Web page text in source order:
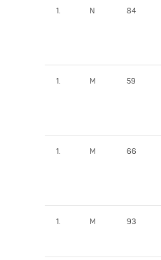
1. N 84
1. M 59
1. M 66
1. M 93